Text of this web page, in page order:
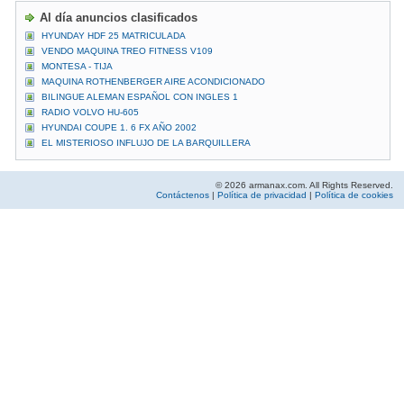
Al día anuncios clasificados
HYUNDAY HDF 25 MATRICULADA
VENDO MAQUINA TREO FITNESS V109
MONTESA - TIJA
MAQUINA ROTHENBERGER AIRE ACONDICIONADO
BILINGUE ALEMAN ESPAÑOL CON INGLES 1
RADIO VOLVO HU-605
HYUNDAI COUPE 1. 6 FX AÑO 2002
EL MISTERIOSO INFLUJO DE LA BARQUILLERA
© 2026 armanax.com. All Rights Reserved.
Contáctenos
Política de privacidad Política de cookies